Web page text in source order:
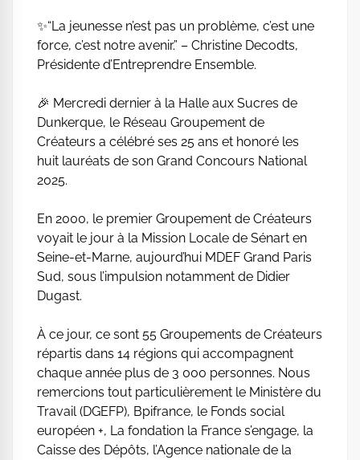
✨“La jeunesse n’est pas un problème, c’est une
force, c’est notre avenir.” – Christine Decodts,
Présidente d’Entreprendre Ensemble.
🎉 Mercredi dernier à la Halle aux Sucres de
Dunkerque, le Réseau Groupement de
Créateurs a célébré ses 25 ans et honoré les
huit lauréats de son Grand Concours National
2025.
En 2000, le premier Groupement de Créateurs
voyait le jour à la Mission Locale de Sénart en
Seine-et-Marne, aujourd’hui MDEF Grand Paris
Sud, sous l’impulsion notamment de Didier
Dugast.
À ce jour, ce sont 55 Groupements de Créateurs
répartis dans 14 régions qui accompagnent
chaque année plus de 3 000 personnes. Nous
remercions tout particulièrement le Ministère du
Travail (DGEFP), Bpifrance, le Fonds social
européen +, La fondation la France s’engage, la
Caisse des Dépôts, l’Agence nationale de la